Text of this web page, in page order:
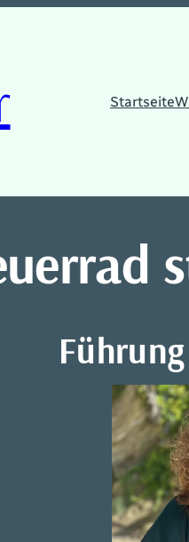
Startseite